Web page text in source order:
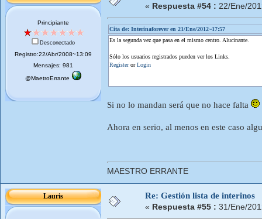
Principiante
Desconectado
Registro:22/Abr/2008~13:09
Mensajes: 981
@MaetroErrante
« Respuesta #54 : 22/Ene/
Cita de: Interinaforever en 21/Ene/2012~17:57
Es la segunda vez que pasa en el mismo centro. Alucinante.
Sólo los usuarios registrados pueden ver los Links.
RegisterorLogin
Si no lo mandan será que no hace falta
Ahora en serio, al menos en este caso
MAESTRO ERRANTE
Lauris Re: Gestión lista de interinos
« Respuesta #55 : 31/Ene/